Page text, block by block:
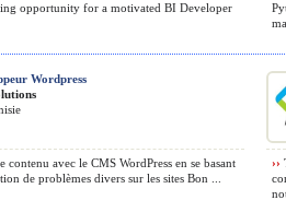
opportunity for a motivated BI Developer
Wordpress
avec le CMS WordPress en se basant
de problèmes divers sur les sites Bon ...
››